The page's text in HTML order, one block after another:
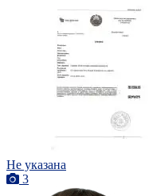
Не указана
3